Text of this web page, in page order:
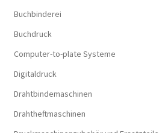
Buchbinderei
Buchdruck
Computer-to-plate Systeme
Digitaldruck
Drahtbindemaschinen
Drahtheftmaschinen